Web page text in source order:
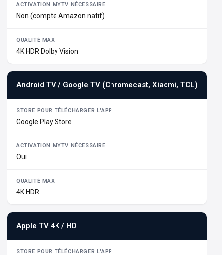
Non (compte Amazon natif)
4K HDR Dolby Vision
Android TV / Google TV (Chromecast, Xiaomi, TCL)
Google Play Store
Oui
4K HDR
Apple TV 4K / HD